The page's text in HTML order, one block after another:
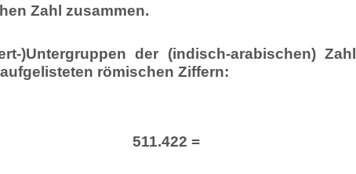
Zahl zusammen.
)Untergruppen der (indisch-arabischen) Zahl
römischen Ziffern:
511.422 =